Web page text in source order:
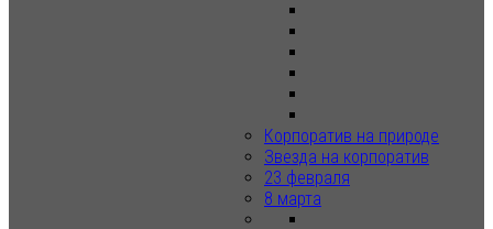
Корпоратив на природе
Звезда на корпоратив
23 февраля
8 марта